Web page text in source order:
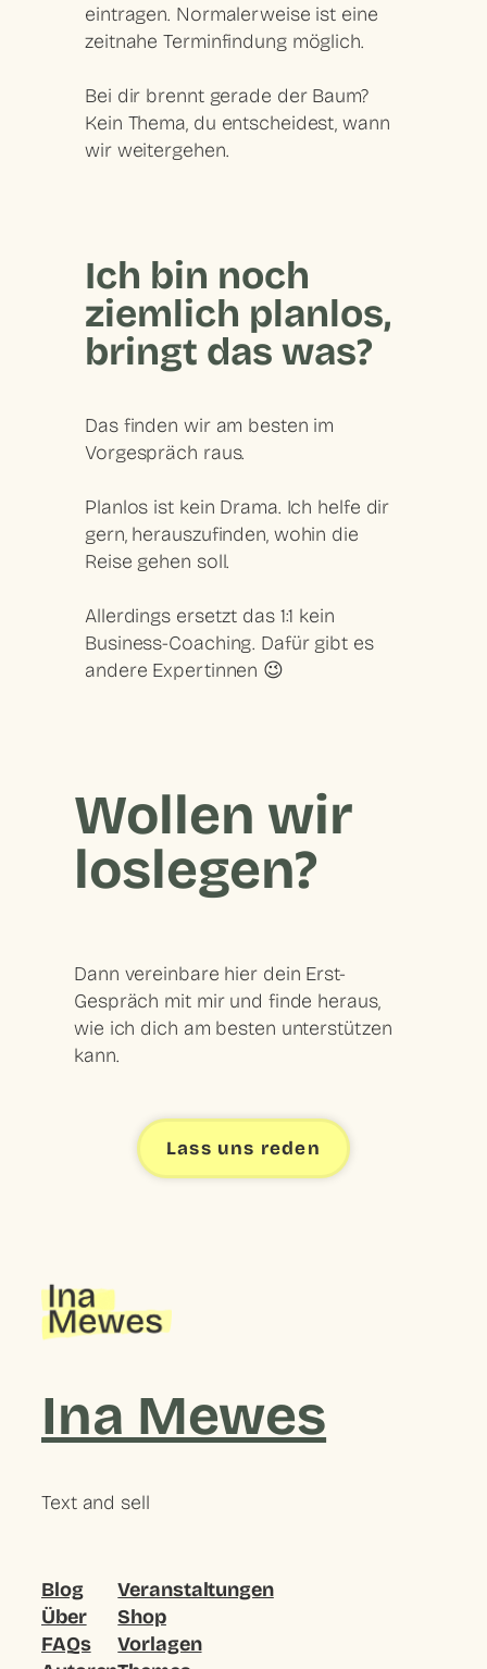
eintragen. Normalerweise ist eine
zeitnahe Terminfindung möglich.
Bei dir brennt gerade der Baum?
Kein Thema, du entscheidest, wann
wir weitergehen.
Ich bin noch
ziemlich planlos,
bringt das was?
Das finden wir am besten im
Vorgespräch raus.
Planlos ist kein Drama. Ich helfe dir
gern, herauszufinden, wohin die
Reise gehen soll.
Allerdings ersetzt das 1:1 kein
Business-Coaching. Dafür gibt es
andere Expertinnen 😉
Wollen wir
loslegen?
Dann vereinbare hier dein Erst-
Gespräch mit mir und finde heraus,
wie ich dich am besten unterstützen
kann.
Lass uns reden
Ina Mewes
Text and sell
Blog
Über
FAQs
Veranstaltungen
Shop
Vorlagen